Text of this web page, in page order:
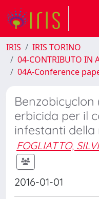
IRIS
IRIS TORINO
04-CONTRIBUTO IN
04A-Conference
Benzobicyclon
erbicida per il
infestanti della
FOGLIATTO,
2016-01-01